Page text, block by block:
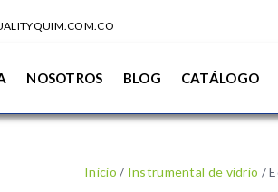
NOSOTROS BLOG CATÁLOGO
Inicio / Instrumental de vidrio /